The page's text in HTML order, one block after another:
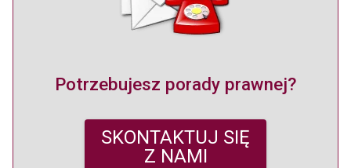
Potrzebujesz porady prawnej?
SKONTAKTUJ SIĘ
Z NAMI